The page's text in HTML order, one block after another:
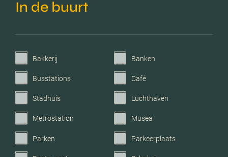
Voorzieningen
Mechanische ventilatie,
Parkeerfaciliteiten
Garage
In de buurt
Bakkerij Banken
Busstations Café
Stadhuis Luchthaven
Metrostation Musea
Parken Parkeerplaats